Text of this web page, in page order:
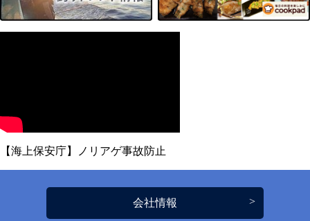
【海上保安庁】ノリアゲ事故防止
会社情報